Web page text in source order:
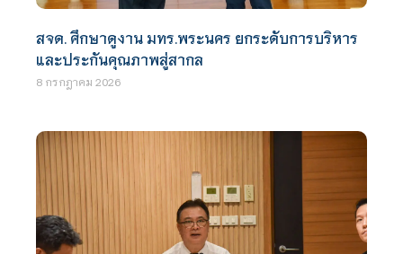
สจด. ศึกษาดูงาน มทร.พระนคร ยกระดับการบริหาร
และประกันคุณภาพสู่สากล
8 กรกฎาคม 2026